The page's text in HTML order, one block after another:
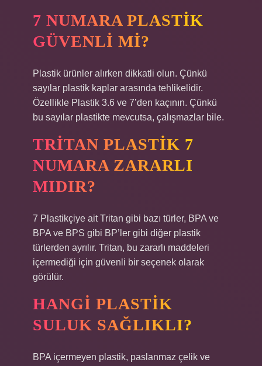
7 NUMARA PLASTIK
GÜVENLI MI?
Plastik ürünler alırken dikkatli olun. Çünkü
sayılar plastik kaplar arasında tehlikelidir.
Özellikle Plastik 3.6 ve 7’den kaçının. Çünkü
bu sayılar plastikte mevcutsa, çalışmazlar bile.
TRITAN PLASTIK 7
NUMARA ZARARLI
MIDIR?
7 Plastikçiye ait Tritan gibi bazı türler, BPA ve
BPA ve BPS gibi BP’ler gibi diğer plastik
türlerden ayrılır. Tritan, bu zararlı maddeleri
içermediği için güvenli bir seçenek olarak
görülür.
HANGI PLASTIK
SULUK SAĞLIKLI?
BPA içermeyen plastik, paslanmaz çelik ve